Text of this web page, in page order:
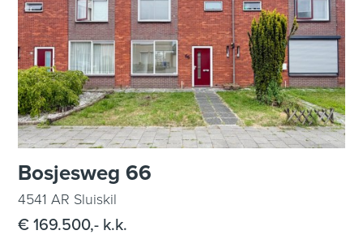
Bosjesweg 66
4541 AR Sluiskil
€ 169.500,- k.k.